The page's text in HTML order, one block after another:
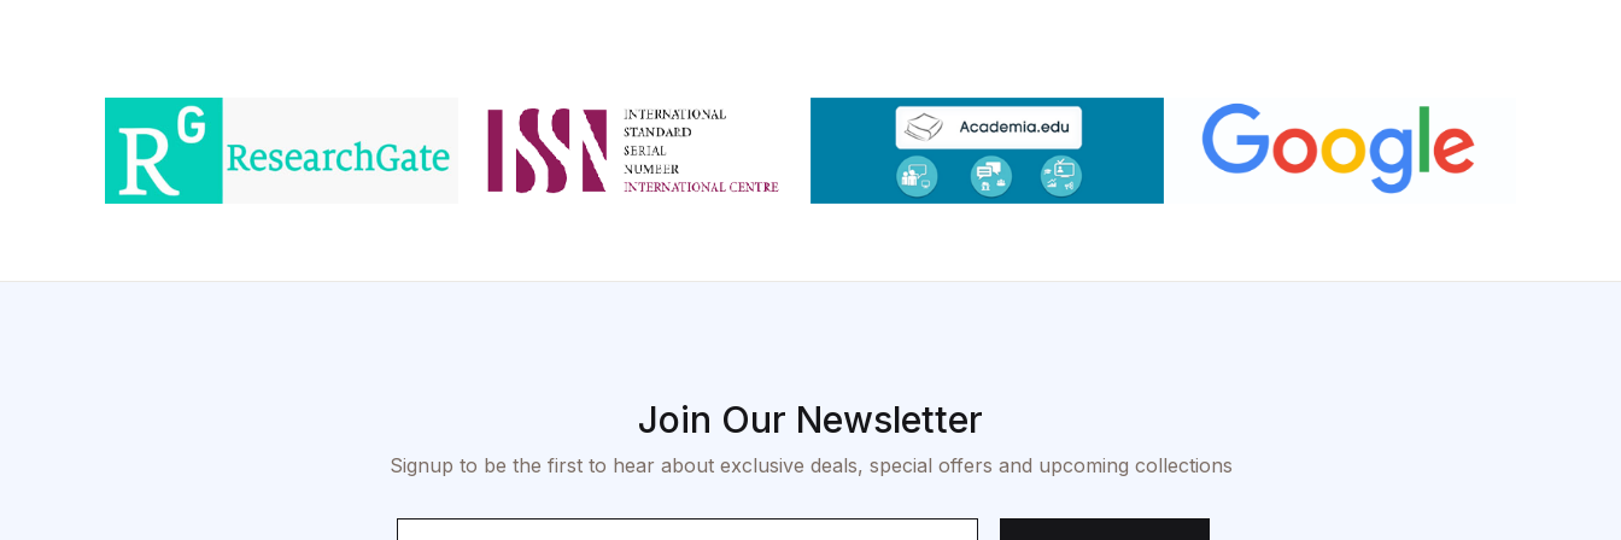
Join Our Newsletter
Signup to be the first to hear about exclusive deals, special offers and upcoming collections